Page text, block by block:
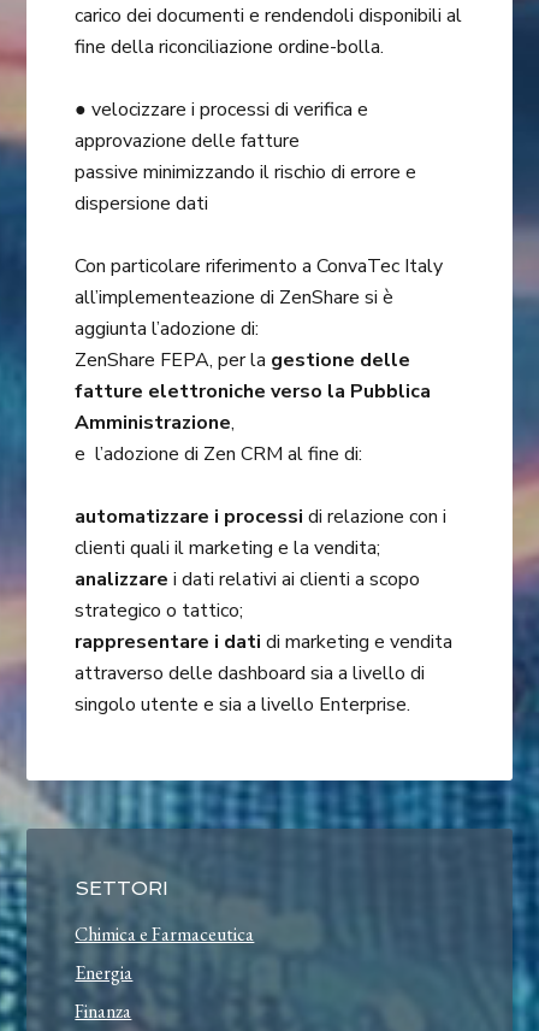
carico dei documenti e rendendoli disponibili al
fine della riconciliazione ordine-bolla.
● velocizzare i processi di verifica e
approvazione delle fatture
passive minimizzando il rischio di errore e
dispersione dati
Con particolare riferimento a ConvaTec Italy
all’implementeazione di ZenShare si è
aggiunta l’adozione di:
ZenShare FEPA, per la gestione delle
fatture elettroniche verso la Pubblica
Amministrazione,
e l’adozione di Zen CRM al fine di:
automatizzare i processi di relazione con i
clienti quali il marketing e la vendita;
analizzare i dati relativi ai clienti a scopo
strategico o tattico;
rappresentare i dati di marketing e vendita
attraverso delle dashboard sia a livello di
singolo utente e sia a livello Enterprise.
SETTORI
Chimica e Farmaceutica
Energia
Finanza